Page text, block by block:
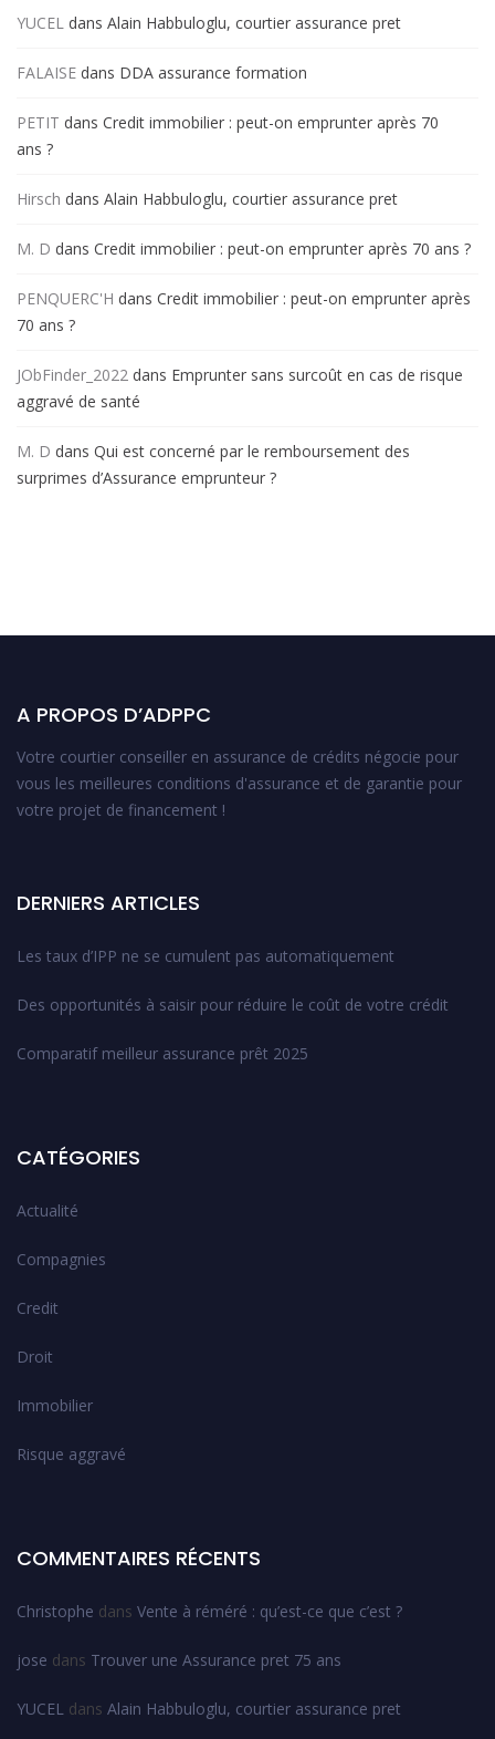
YUCEL dans Alain Habbuloglu, courtier assurance pret
FALAISE dans DDA assurance formation
PETIT dans Credit immobilier : peut-on emprunter après 70
ans ?
Hirsch dans Alain Habbuloglu, courtier assurance pret
M. D dans Credit immobilier : peut-on emprunter après 70 ans ?
PENQUERC'H dans Credit immobilier : peut-on emprunter après
70 ans ?
JObFinder_2022 dans Emprunter sans surcoût en cas de risque
aggravé de santé
M. D dans Qui est concerné par le remboursement des
surprimes d’Assurance emprunteur ?
A PROPOS D’ADPPC
Votre courtier conseiller en assurance de crédits négocie pour
vous les meilleures conditions d'assurance et de garantie pour
votre projet de financement !
DERNIERS ARTICLES
Les taux d’IPP ne se cumulent pas automatiquement
Des opportunités à saisir pour réduire le coût de votre crédit
Comparatif meilleur assurance prêt 2025
CATÉGORIES
Actualité
Compagnies
Credit
Droit
Immobilier
Risque aggravé
COMMENTAIRES RÉCENTS
Christophe dans Vente à réméré : qu’est-ce que c’est ?
jose dans Trouver une Assurance pret 75 ans
YUCEL dans Alain Habbuloglu, courtier assurance pret